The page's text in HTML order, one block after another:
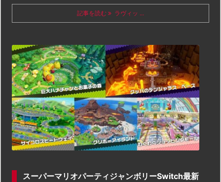
記事を読む ラヴィッ ...
スーパーマリオパーティジャンボリーSwitch最新